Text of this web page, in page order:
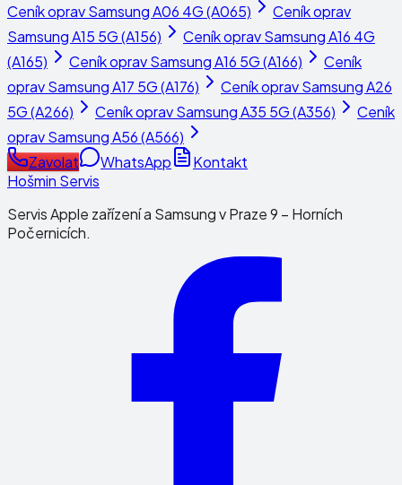
Ceník opravSamsung A06 4G (A065)
Ceník oprav
Samsung A15 5G (A156)
Ceník opravSamsung A16 4G
(A165)
Ceník opravSamsung A16 5G (A166)
Ceník
opravSamsung A17 5G (A176) Ceník opravSamsung A26
5G (A266)
Ceník opravSamsung A35 5G (A356)
Ceník
opravSamsung A56 (A566)
Zavolat
WhatsApp
Kontakt
Hošmin Servis
Servis Apple zařízení a Samsung v Praze 9 – Horních
Počernicích.